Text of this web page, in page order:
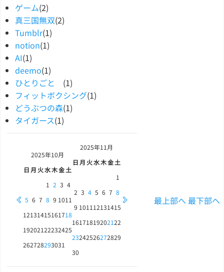
ゲーム(2)
真三国無双(2)
Tumblr(1)
notion(1)
AI(1)
deemo(1)
ひとりごと (1)
フィットボクシング(1)
どうぶつの森(1)
タイガース(1)
2025年10月
日 月 火水木金土
1 2 3 4
5 6 7 8 9 1011
12131415161718
19202122232425
262728293031
2025年11月
日 月 火水木金土
1
2 3 4 5 6 7 8
9 1011 12131415
16171819202122
23242526272829
30
最上部へ 最下部へ